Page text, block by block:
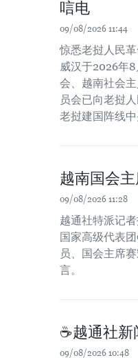
唁电
09/08/2026 11:44
惊悉老挝人民
威汉于2026年
会、越南社会
员会已向老挝
老挝建国阵线中
越南国会
09/08/2026 11:28
越通社特派记
国家高级代表
员、国会主席
言。
☕️越通社新
09/08/2026 10:48